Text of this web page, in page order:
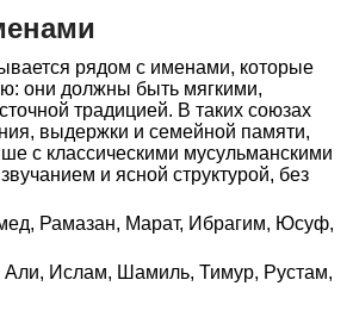
рядом с именами, которые
они должны быть мягкими,
традицией. В таких союзах
выдержки и семейной памяти,
с классическими мусульманскими
и ясной структурой, без
Рамазан, Марат, Ибрагим, Юсуф,
Али, Ислам, Шамиль, Тимур, Рустам,